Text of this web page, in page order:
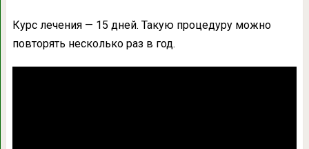
Курс лечения — 15 дней. Такую процедуру можно
повторять несколько раз в год.